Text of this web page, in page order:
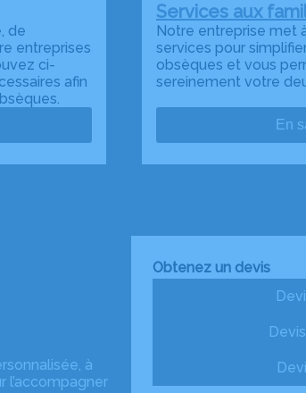
de
entreprises
ci-
afin
Services aux
Notre entreprise met
services pour
obsèques et vous
sereinement votre
En
à
l’accompagner
Obtenez un devis